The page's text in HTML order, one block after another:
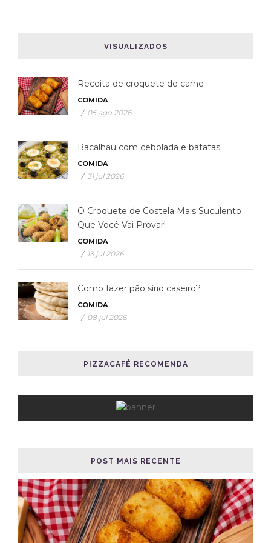
VISUALIZADOS
Receita de croquete de carne
COMIDA
/ 05 ago 2026
Bacalhau com cebolada e batatas
COMIDA
/ 31 jul 2026
O Croquete de Costela Mais Suculento
Que Você Vai Provar!
COMIDA
/ 13 jul 2026
Como fazer pão sírio caseiro?
COMIDA
/ 08 jul 2026
PIZZACAFÉ RECOMENDA
POST MAIS RECENTE